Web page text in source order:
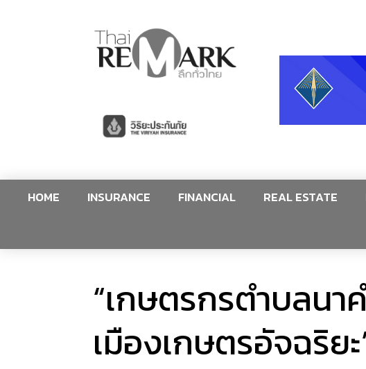
HOME INSURANCE FINANCIAL REAL ESTATE
“เกษตรกรตำบลนา
เมืองเกษตรอัจฉริยะ